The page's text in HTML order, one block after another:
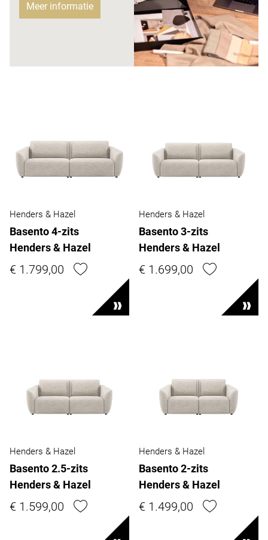
Meer informatie
Henders & Hazel
Basento 4-zits
Henders & Hazel
€ 1.799,00
Henders & Hazel
Basento 3-zits
Henders & Hazel
€ 1.699,00
Henders & Hazel
Basento 2.5-zits
Henders & Hazel
€ 1.599,00
Henders & Hazel
Basento 2-zits
Henders & Hazel
€ 1.499,00